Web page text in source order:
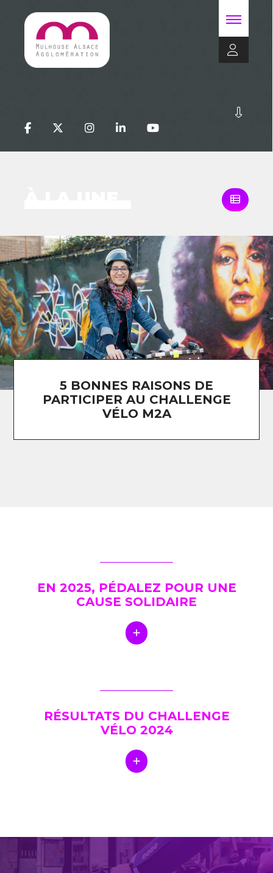
5 BONNES RAISONS DE
PARTICIPER AU CHALLENGE
VÉLO M2A
EN 2025, PÉDALEZ POUR UNE
CAUSE SOLIDAIRE
RÉSULTATS DU CHALLENGE
VÉLO 2024